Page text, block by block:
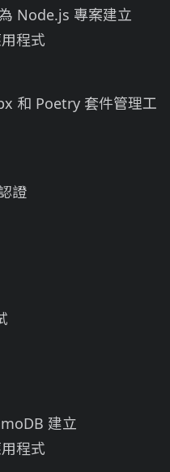
Node.js 專案建立
程式
和 Poetry 套件管理工
證
建立
程式